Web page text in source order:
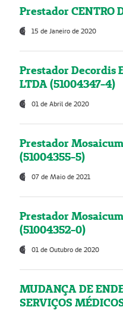
Prestador CENTRO
15 de Janeiro de 2020
Prestador Decordis
LTDA (51004347-4)
01 de Abril de 2020
Prestador
(51004355-5)
07 de Maio de 2021
Prestador
(51004352-0)
01 de Outubro de 2020
MUDANÇA DE
SERVIÇOS